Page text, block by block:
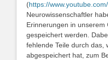
(https://
Neurowissenschaftler
Erinnerungen in
gespeichert werden.
fehlende Teile durch das,
abgespeichert hat, zum